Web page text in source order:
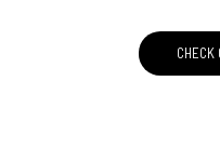
CHECK